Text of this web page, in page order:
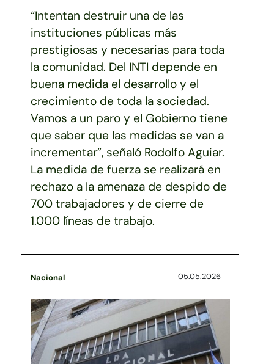
“Intentan destruir una de las
instituciones públicas más
prestigiosas y necesarias para toda
la comunidad. Del INTI depende en
buena medida el desarrollo y el
crecimiento de toda la sociedad.
Vamos a un paro y el Gobierno tiene
que saber que las medidas se van a
incrementar”, señaló Rodolfo Aguiar.
La medida de fuerza se realizará en
rechazo a la amenaza de despido de
700 trabajadores y de cierre de
1.000 líneas de trabajo.
Nacional 05.05.2026